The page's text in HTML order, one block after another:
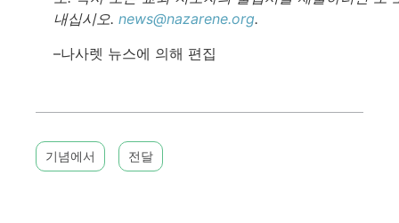
내십시오. news@nazarene.org.
–나사렛 뉴스에 의해 편집
기념에서 전달